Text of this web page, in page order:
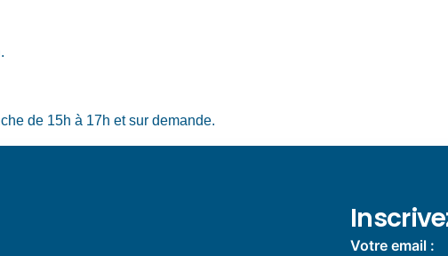
de 15h à 17h et sur demande.
Votre email :